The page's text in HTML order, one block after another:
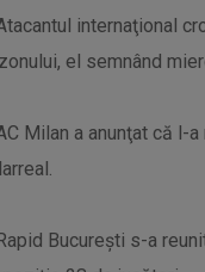
internaţional
el semnând
Milan a anunţat că l-
București s-a